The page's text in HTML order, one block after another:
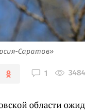
Саратов»
1 3484
области